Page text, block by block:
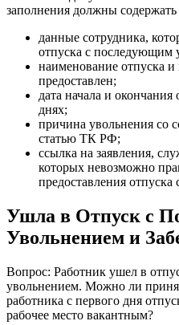
заполнения должны
данные сотрудника,
отпуска с последующим
наименование отпуска
предоставлен;
дата начала и окончания
днях;
причина увольнения со
статью ТК РФ;
ссылка на заявления,
которых невозможно
предоставления
Ушла в Отпуск с
Увольнением и
Вопрос: Работник ушел в
увольнением. Можно ли
работника с первого дня
рабочее место вакантным?